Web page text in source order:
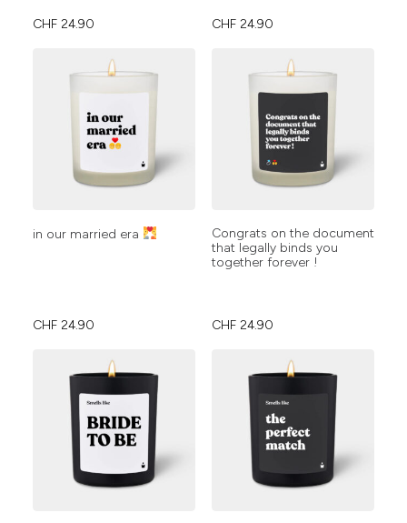
CHF 24.90 CHF 24.90
in our married era
CHF 24.90
Congrats on the document
that legally binds you
together forever !
CHF 24.90